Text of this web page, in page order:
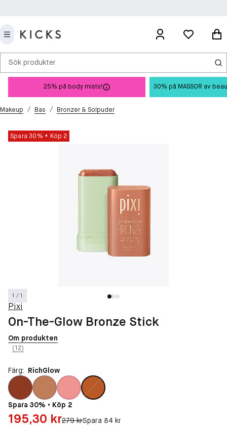
Sök produkter
25% på body mists! 30% på MASSOR av
Makeup / Bas / Bronzer & Solpuder
Spara 30% Köp 2
1 / 1
Pixi
On-The-Glow Bronze Stick
Om produkten
(12)
Färg: RichGlow
Spara 30% • Köp 2
Pris: 195,30 kr
195,30 krOriginal pris:
279 krSpara 84 kr